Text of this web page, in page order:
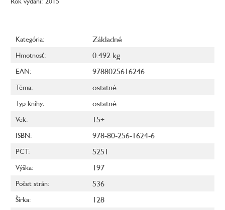
Kategória: Základné
Hmotnosť: 0.492 kg
EAN: 9788025616246
Téma: ostatné
Typ knihy: ostatné
Vek: 15+
ISBN: 978-80-256-1624-6
PCT: 5251
Výška: 197
Počet strán: 536
Šírka: 128